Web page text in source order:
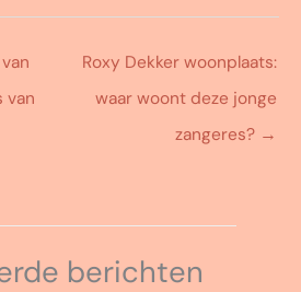
van
Roxy Dekker woonplaats:
waar woont deze jonge
zangeres? →
berichten